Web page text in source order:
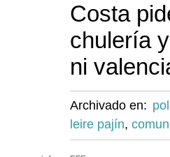
Costa
chulería
ni
Archivado en:
leire pajín,